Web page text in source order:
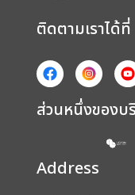
ติดตามเราได้ที่
ส่วนหนึ่งของบ
Address